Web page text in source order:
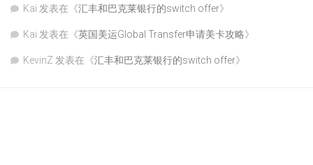
Kai 发表在《汇丰和巴克莱银行的switch offer》
Kai 发表在《英国美运Global Transfer申请美卡攻略》
KevinZ 发表在《汇丰和巴克莱银行的switch offer》